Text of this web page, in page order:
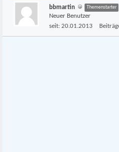
bbmartin Themenstarter
Neuer Benutzer
seit: 20.01.2013